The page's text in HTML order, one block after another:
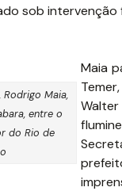
sob
Maia,
entre o
do Rio de
Maia